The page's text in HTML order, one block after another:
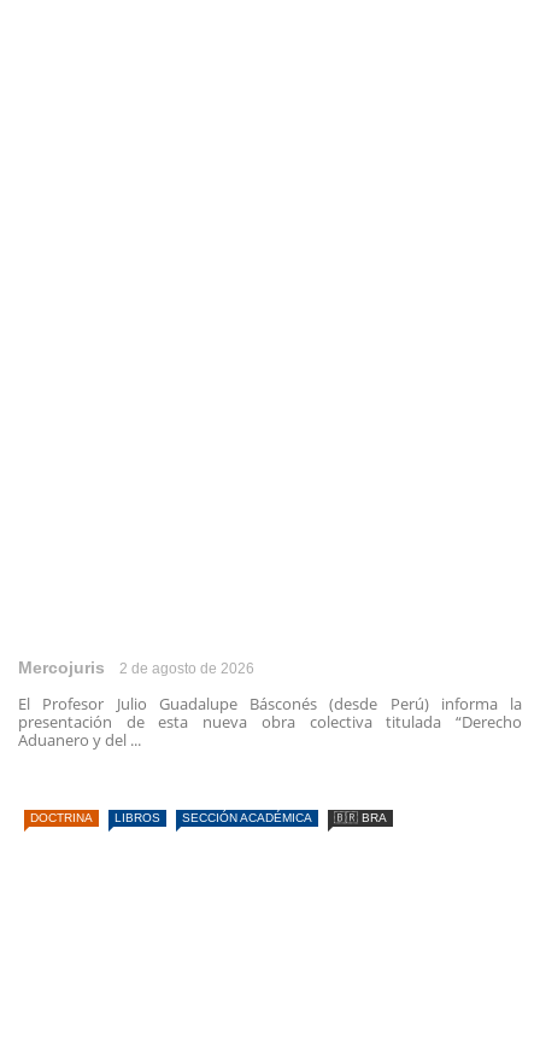
Mercojuris 2 de agosto de 2026
El Profesor Julio Guadalupe Básconés (desde Perú) informa la
presentación de esta nueva obra colectiva titulada “Derecho
Aduanero y del ...
DOCTRINA LIBROS SECCIÓN ACADÉMICA 🇧🇷 BRA